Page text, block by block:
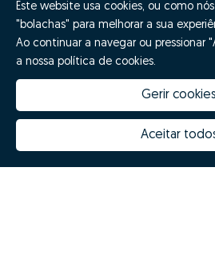
Porquê escolher a Zome
Este website usa cookies, ou como
"bolachas" para melhorar a sua
Ao continuar a navegar ou pressionar
a nossa política de cookies.
Gerir cookies
Aceitar